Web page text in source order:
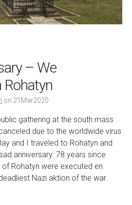
– We
Rohatyn
on 21Mar2020
gathering at the south mass
due to the worldwide virus
and I traveled to Rohatyn and
anniversary: 78 years since
Rohatyn were executed en
Nazi aktion of the war.